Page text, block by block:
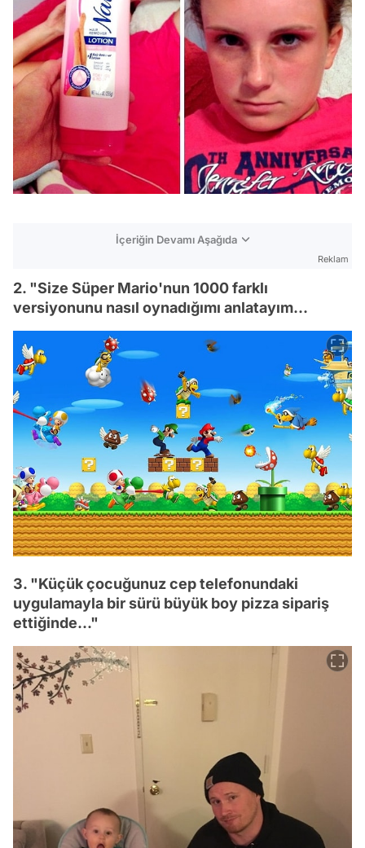
İçeriğin Devamı Aşağıda
Reklam
2. "Size Süper Mario'nun 1000 farklı
versiyonunu nasıl oynadığımı anlatayım...
3. "Küçük çocuğunuz cep telefonundaki
uygulamayla bir sürü büyük boy pizza sipariş
ettiğinde..."